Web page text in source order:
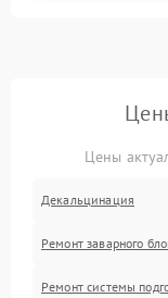
Цены
Декальцинация
Ремонт заварного
Ремонт системы